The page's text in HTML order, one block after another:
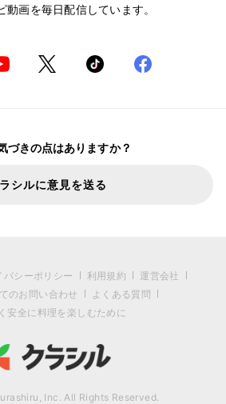
動画を毎日配信しています。
づきの点はありますか？
シルに意見を送る
バシーポリシー 利用規約
運営会社
のお問い合わせ
よくある質問
安全に料理を楽しむために
Inc. All Rights Reserved.